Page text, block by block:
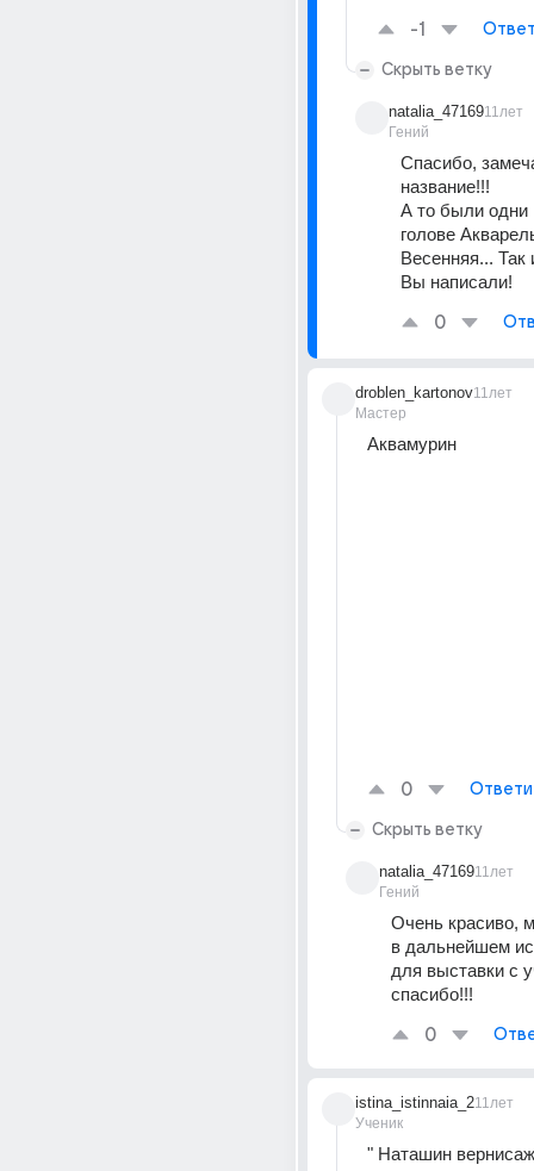
-1
Скрыть ветку
natalia_47169
Гений
11лет
Спасибо,
название!!!
А то были одни
голове
Весенняя... Так
Вы написали!
0
droblen_kartonov
Мастер
11лет
Аквамурин
0
Скрыть ветку
natalia_47169
Гений
11лет
Очень красиво,
в дальнейшем
для выставки с
спасибо!!!
0
istina_istinnaia_2
Ученик
11лет
" Наташин